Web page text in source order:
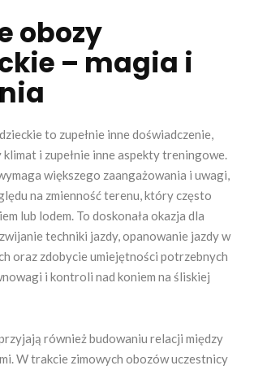
obozy
– magia i
to zupełnie inne doświadczenie,
i zupełnie inne aspekty treningowe.
większego zaangażowania i uwagi,
na zmienność terenu, który często
lub lodem. To doskonała okazja dla
techniki jazdy, opanowanie jazdy w
oraz zdobycie umiejętności potrzebnych
i kontroli nad koniem na śliskiej
również budowaniu relacji między
W trakcie zimowych obozów uczestnicy